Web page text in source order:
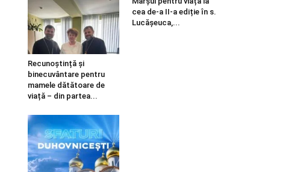
Recunoștință și
binecuvântare pentru
mamele dătătoare de
viață – din partea...
cea de-a II-a ediție în s.
Lucășeuca,...